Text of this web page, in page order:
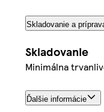
Skladovanie a
Skladovanie
Minimálna
Ďalšie informácie